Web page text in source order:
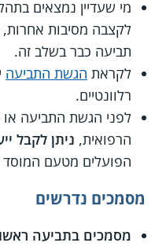
מי שעדיין נמצאים
לקצבה מסיבות
תביעה כבר בשלב זה.
לקראת הגשת התביעה
רלוונטיים.
לפני הגשת התביעה או
הרפואית, ניתן לקבל
הפועלים מטעם המוסד
מסמכים נדרשים
מסמכים בתביעה